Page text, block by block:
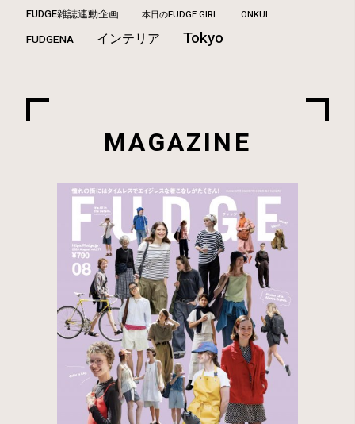
FUDGE雑誌連動企画 本日のFUDGE GIRL ONKUL
FUDGENA インテリア Tokyo
MAGAZINE